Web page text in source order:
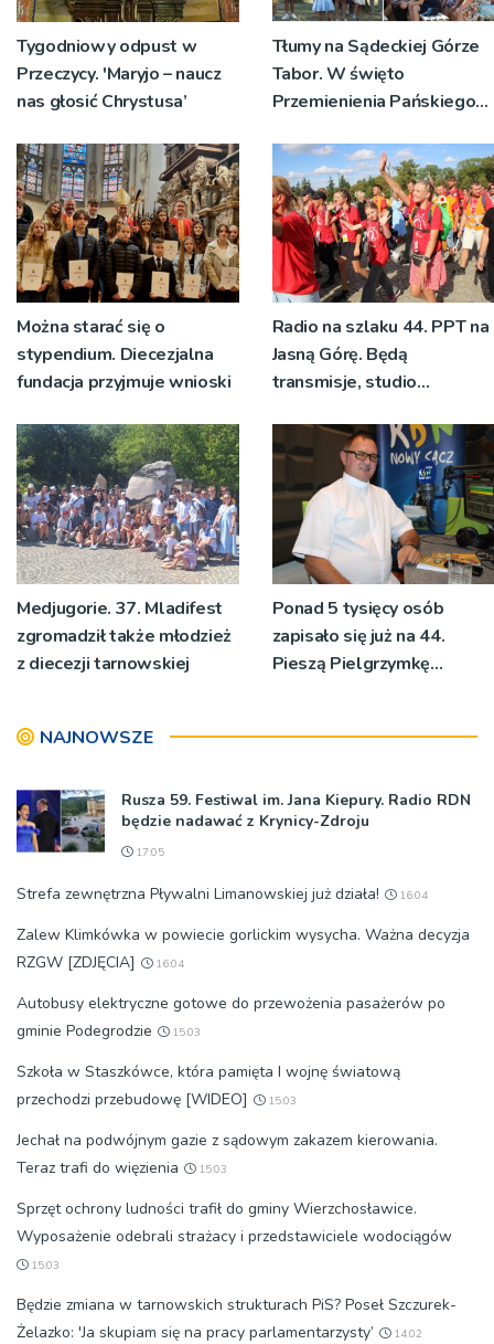
Tygodniowy odpust w
Przeczycy. 'Maryjo – naucz
nas głosić Chrystusa’
Tłumy na Sądeckiej Górze
Tabor. W święto
Przemienienia Pańskiego
znaczeniu Sakramentów
[ZDJĘCIA]
Można starać się o
stypendium. Diecezjalna
fundacja przyjmuje wnioski
Radio na szlaku 44. PPT na
Jasną Górę. Będą
transmisje, studio
pozdrowienia
Medjugorie. 37. Mladifest
zgromadził także młodzież
z diecezji tarnowskiej
Ponad 5 tysięcy osób
zapisało się już na 44.
Pieszą Pielgrzymkę
NAJNOWSZE
Rusza 59. Festiwal im. Jana Kiepury. Radio RDN
będzie nadawać z Krynicy-Zdroju
17:05
Strefa zewnętrzna Pływalni Limanowskiej już działa! 16:04
Zalew Klimkówka w powiecie gorlickim wysycha. Ważna decyzja
RZGW [ZDJĘCIA]
16:04
Autobusy elektryczne gotowe do przewożenia pasażerów po
gminie Podegrodzie
15:03
Szkoła w Staszkówce, która pamięta I wojnę światową
przechodzi przebudowę [WIDEO]
15:03
Jechał na podwójnym gazie z sądowym zakazem kierowania.
Teraz trafi do więzienia
15:03
Sprzęt ochrony ludności trafił do gminy Wierzchosławice.
Wyposażenie odebrali strażacy i przedstawiciele wodociągów
15:03
Będzie zmiana w tarnowskich strukturach PiS? Poseł Szczurek-
Żelazko: 'Ja skupiam się na pracy parlamentarzysty’
14:02